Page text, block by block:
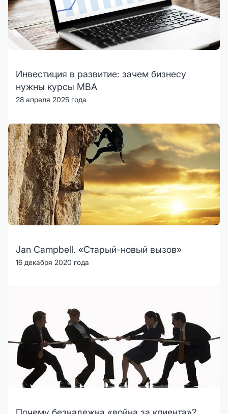
Инвестиция в развитие: зачем бизнесу
нужны курсы MBA
28 апреля 2025 года
Jan Campbell. «Старый-новый вызов»
16 декабря 2020 года